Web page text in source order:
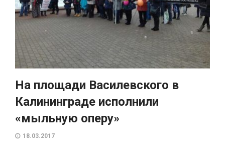
На площади Василевского в
Калининграде исполнили
«мыльную оперу»
18.03.2017